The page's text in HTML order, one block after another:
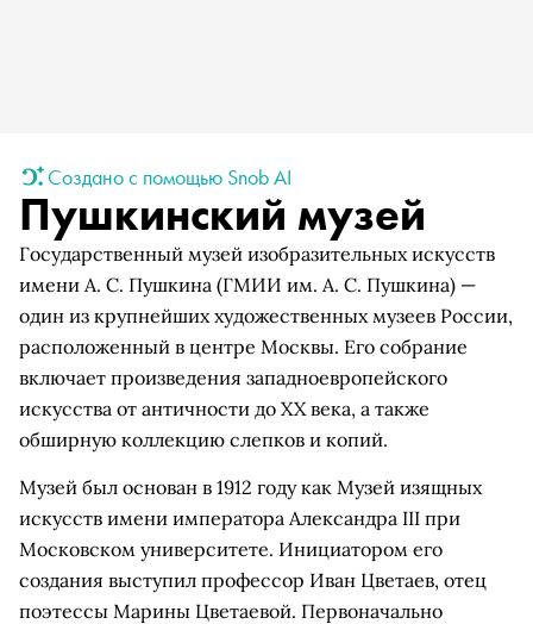
Создано с помощью Snob AI
Пушкинский музей
Государственный музей изобразительных искусств
имени А. С. Пушкина (ГМИИ им. А. С. Пушкина) —
один из крупнейших художественных музеев России,
расположенный в центре Москвы. Его собрание
включает произведения западноевропейского
искусства от античности до XX века, а также
обширную коллекцию слепков и копий.
Музей был основан в 1912 году как Музей изящных
искусств имени императора Александра III при
Московском университете. Инициатором его
создания выступил профессор Иван Цветаев, отец
поэтессы Марины Цветаевой. Первоначально